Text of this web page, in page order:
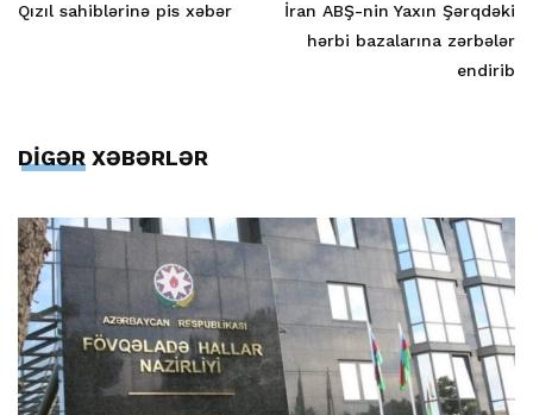
Qızıl sahiblərinə pis xəbər
İran ABŞ-nin Yaxın Şərqdəki
hərbi bazalarına zərbələr
endirib
DİGƏR XƏBƏRLƏR